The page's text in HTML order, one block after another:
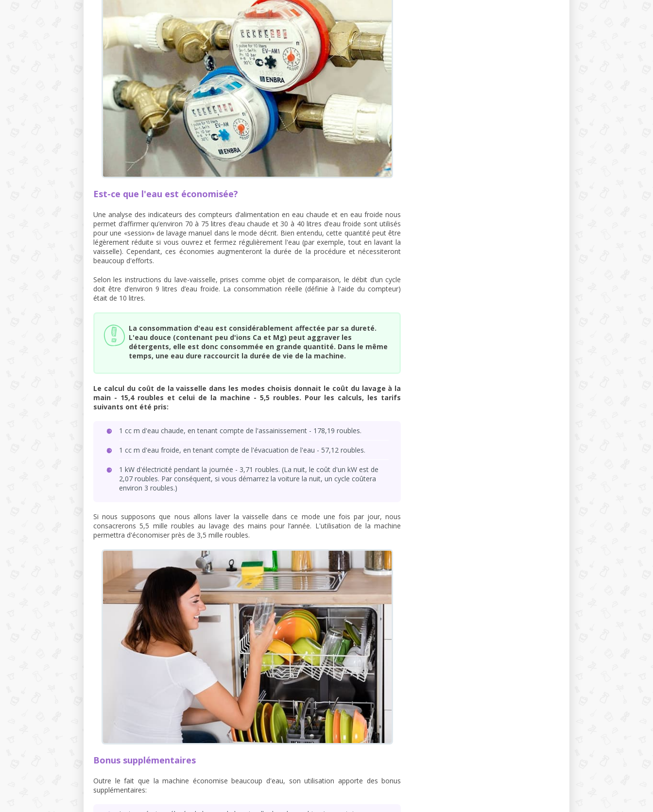
Est-ce que l'eau est économisée?
Une analyse des indicateurs des compteurs d’alimentation en eau chaude et en eau froide nous
permet d’affirmer qu’environ 70 à 75 litres d’eau chaude et 30 à 40 litres d’eau froide sont utilisés
pour une «session» de lavage manuel dans le mode décrit. Bien entendu, cette quantité peut être
légèrement réduite si vous ouvrez et fermez régulièrement l'eau (par exemple, tout en lavant la
vaisselle). Cependant, ces économies augmenteront la durée de la procédure et nécessiteront
beaucoup d'efforts.
Selon les instructions du lave-vaisselle, prises comme objet de comparaison, le débit d’un cycle
doit être d’environ 9 litres d’eau froide. La consommation réelle (définie à l'aide du compteur)
était de 10 litres.
La consommation d'eau est considérablement affectée par sa dureté.
L'eau douce (contenant peu d'ions Ca et Mg) peut aggraver les
détergents, elle est donc consommée en grande quantité. Dans le même
temps, une eau dure raccourcit la durée de vie de la machine.
Le calcul du coût de la vaisselle dans les modes choisis donnait le coût du lavage à la
main - 15,4 roubles et celui de la machine - 5,5 roubles. Pour les calculs, les tarifs
suivants ont été pris:
1 cc m d'eau chaude, en tenant compte de l'assainissement - 178,19 roubles.
1 cc m d'eau froide, en tenant compte de l'évacuation de l'eau - 57,12 roubles.
1 kW d'électricité pendant la journée - 3,71 roubles. (La nuit, le coût d'un kW est de
2,07 roubles. Par conséquent, si vous démarrez la voiture la nuit, un cycle coûtera
environ 3 roubles.)
Si nous supposons que nous allons laver la vaisselle dans ce mode une fois par jour, nous
consacrerons 5,5 mille roubles au lavage des mains pour l’année. L'utilisation de la machine
permettra d'économiser près de 3,5 mille roubles.
Bonus supplémentaires
Outre le fait que la machine économise beaucoup d'eau, son utilisation apporte des bonus
supplémentaires: